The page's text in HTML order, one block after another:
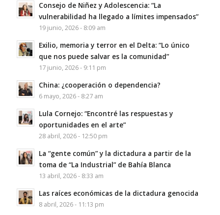
Consejo de Niñez y Adolescencia: “La
vulnerabilidad ha llegado a límites impensados”
19 junio, 2026 - 8:09 am
Exilio, memoria y terror en el Delta: “Lo único
que nos puede salvar es la comunidad”
17 junio, 2026 - 9:11 pm
China: ¿cooperación o dependencia?
6 mayo, 2026 - 8:27 am
Lula Cornejo: “Encontré las respuestas y
oportunidades en el arte”
28 abril, 2026 - 12:50 pm
La “gente común” y la dictadura a partir de la
toma de “La Industrial” de Bahía Blanca
13 abril, 2026 - 8:33 am
Las raíces económicas de la dictadura genocida
8 abril, 2026 - 11:13 pm